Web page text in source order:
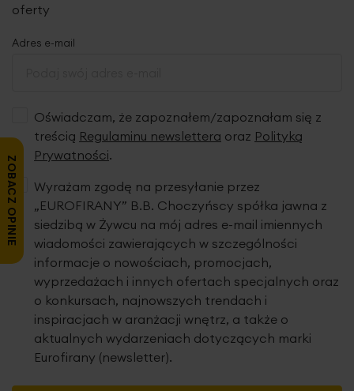
oferty
Adres e-mail
Oświadczam, że zapoznałem/zapoznałam się z
treścią Regulaminu newslettera oraz Polityką
Prywatności.
Wyrażam zgodę na przesyłanie przez
„EUROFIRANY” B.B. Choczyńscy spółka jawna z
siedzibą w Żywcu na mój adres e-mail imiennych
wiadomości zawierających w szczególności
informacje o nowościach, promocjach,
wyprzedażach i innych ofertach specjalnych oraz
o konkursach, najnowszych trendach i
inspiracjach w aranżacji wnętrz, a także o
aktualnych wydarzeniach dotyczących marki
Eurofirany (newsletter).
ZOBACZ OPINIE